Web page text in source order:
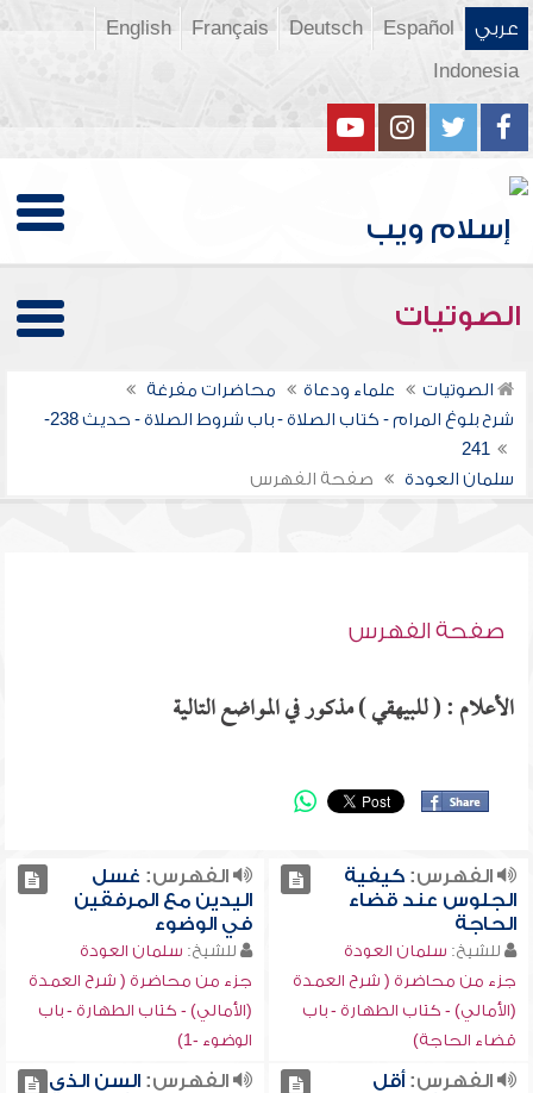
عربي Español
Deutsch
Français
English
Indonesia
الصوتيات
الصوتيات علماء ودعاة
محاضرات مفرغة
شرح بلوغ المرام - كتاب الصلاة - باب شروط الصلاة - حديث 238-
241
سلمان العودة
صفحة الفهرس
صفحة الفهرس
الأعلام : ( للبيهقي ) مذكور في المواضع التالية
الفهرس:كيفية
الجلوس عند قضاء
الحاجة
للشيخ: سلمان العودة
جزء من محاضرة ( شرح العمدة
(الأمالي) - كتاب الطهارة - باب
قضاء الحاجة)
الفهرس: غسل
اليدين مع المرفقين
في الوضوء
للشيخ: سلمان العودة
جزء من محاضرة ( شرح العمدة
(الأمالي) - كتاب الطهارة - باب
الوضوء -1)
الفهرس:أقل
الفهرس:السن الذي